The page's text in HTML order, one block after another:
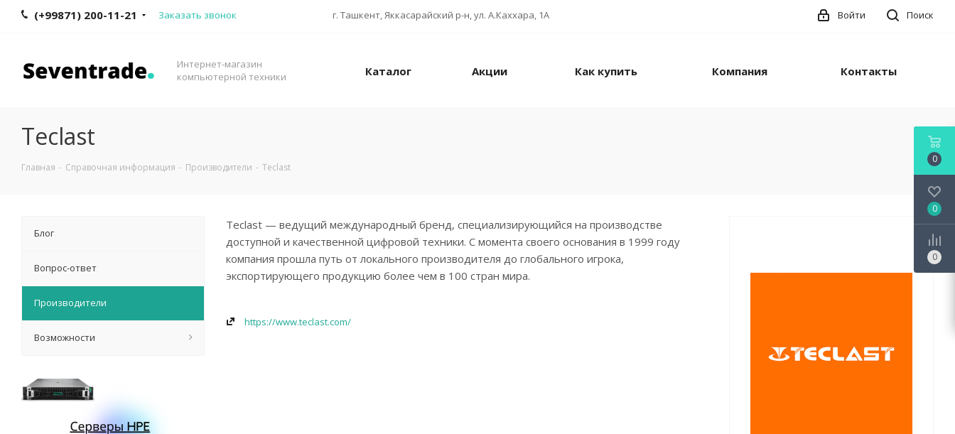
(+99871) 200-11-21 Заказать звонок г. Ташкент, Яккасарайский р-н, ул. А.Каххара, 1А Поиск
Войти
Интернет-магазин
компьютерной техники
Каталог Акции Как купить Компания Контакты
Teclast
Главная - Справочная информация - Производители - Teclast
Teclast — ведущий международный бренд, специализирующийся на производстве
доступной и качественной цифровой техники. С момента своего основания в 1999 году
компания прошла путь от локального производителя до глобального игрока,
экспортирующего продукцию более чем в 100 стран мира.
https://www.teclast.com/
Блог
Вопрос-ответ
Производители
Возможности
0
0
0